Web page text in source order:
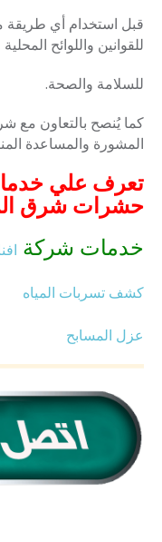
قبل استخدام أي طريقة
للقوانين واللوائح
للسلامة والصحة.
كما يُنصح بالتعاون مع
المشورة والمساعدة
تعرف علي
حشرات شرق الرياض
خدمات شركة
كشف تسربات المياه
عزل المسابح